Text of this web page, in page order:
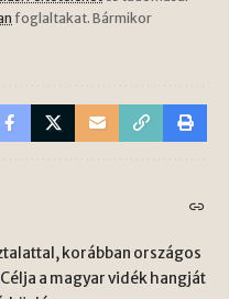
foglaltakat. Bármikor
korábban országos
a magyar vidék hangját